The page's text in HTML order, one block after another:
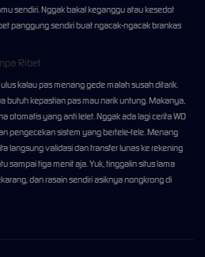
sendiri. Nggak bakal keganggu atau kesedot
panggung sendiri buat ngacak-ngacak brankas
Ribet
kalau pas menang gede malah susah ditarik.
butuh kepastian pas mau narik untung. Makanya,
otomatis yang anti lelet. Nggak ada lagi cerita WD
pengecekan sistem yang bertele-tele. Menang
langsung validasi dan transfer lunas ke rekening
sampai tiga menit aja. Yuk, tinggalin situs lama
dan rasain sendiri asiknya nongkrong di